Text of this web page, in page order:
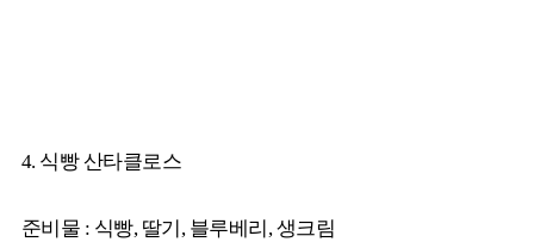
4. 식빵 산타클로스
준비물 : 식빵, 딸기, 블루베리, 생크림